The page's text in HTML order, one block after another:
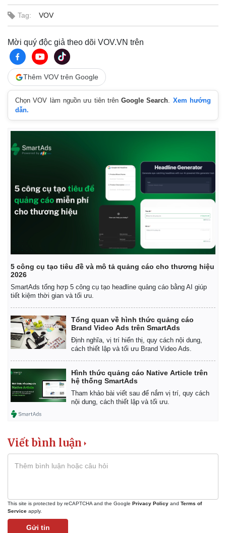
Kinh tế
Bất động sản
Thị trường
Tag: VOV
Mời quý độc giả theo dõi VOV.VN trên
Thêm VOV trên Google
Chọn VOV làm nguồn ưu tiên trênGoogle Search. Xem hướng
dẫn.
5 công cụ tạo tiêu đề và mô tả quảng cáo cho thương hiệu
2026
SmartAds tổng hợp 5 công cụ tạo headline quảng cáo bằng AI giúp
tiết kiệm thời gian và tối ưu.
Tổng quan về hình thức quảng cáo
Brand Video Ads trên SmartAds
Định nghĩa, vị trí hiển thị, quy cách nội dung,
cách thiết lập và tối ưu Brand Video Ads.
Hình thức quảng cáo Native Article trên
hệ thống SmartAds
Tham khảo bài viết sau để nắm vị trí, quy cách
nội dung, cách thiết lập và tối ưu.
Viết bình luận
This site is protected by reCAPTCHA and the Google Privacy Policy and Terms of
Service apply.
Gửi tin